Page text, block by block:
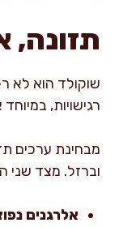
תזונה,
שוקולד הוא לא
רגישויות,
מבחינת ערכים
וברזל. מצד שני
אלרגנים